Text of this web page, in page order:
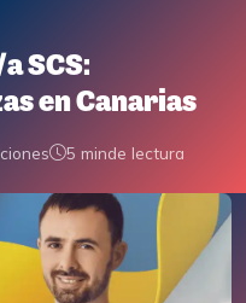
SCS:
en Canarias
5 minde lectura